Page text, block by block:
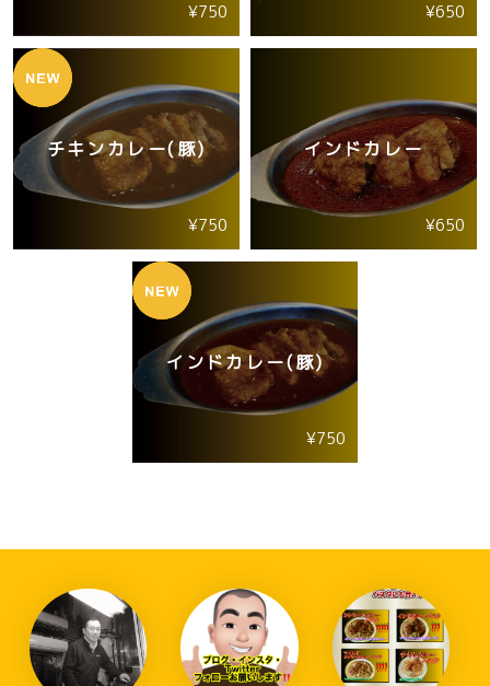
¥750 ¥650
チキンカレー(豚)
¥750
インドカレー
¥650
インドカレー(豚)
¥750